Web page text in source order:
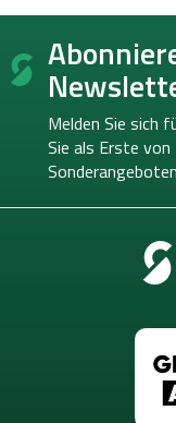
F
ß
Melden Sie sich
Sie als Erste von